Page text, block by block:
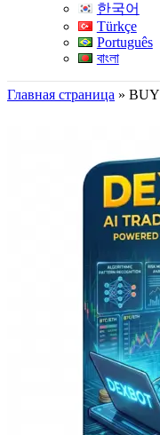
한국어
Türkçe
Português
বাংলা
Главная страница » BUY